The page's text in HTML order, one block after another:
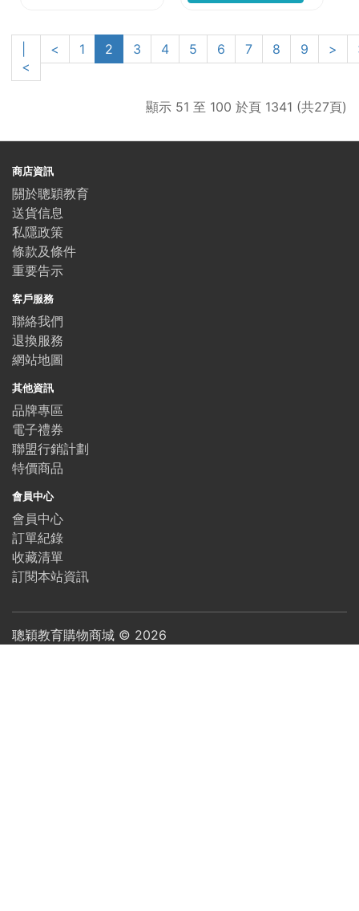
<
< 1 2 3 4 5 6 7 8 9 >
顯示 51 至 100 於頁 1341 (共27頁)
商店資訊
關於聰穎教育
送貨信息
私隱政策
條款及條件
重要告示
客戶服務
聯絡我們
退換服務
網站地圖
其他資訊
品牌專區
電子禮券
聯盟行銷計劃
特價商品
會員中心
會員中心
訂單紀錄
收藏清單
訂閱本站資訊
聰穎教育購物商城 © 2026